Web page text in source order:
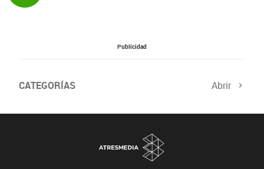
Publicidad
CATEGORÍAS Abrir
Salud sexual El tiempo Viajes y planes
Champions Últimas noticias